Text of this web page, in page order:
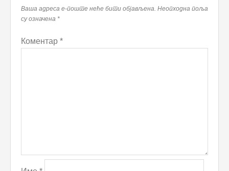
Ваша адреса е-поште неће бити објављена. Неопходна поља
су означена *
Коментар *